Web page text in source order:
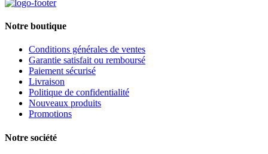
Notre boutique
Conditions générales de ventes
Garantie satisfait ou remboursé
Paiement sécurisé
Livraison
Politique de confidentialité
Nouveaux produits
Promotions
Notre société